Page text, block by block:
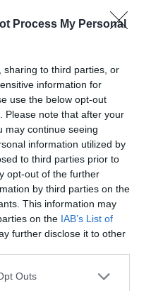
Process My Personal
sharing to third parties, or
information for
use the below opt-out
Please note that after your
may continue seeing
information utilized by
to third parties prior to
opt-out of the further
by third parties on the
This information may
on the IAB’s List of
further disclose it to other
uses one or more Google
Outs
degli incapaci: contro
braccia